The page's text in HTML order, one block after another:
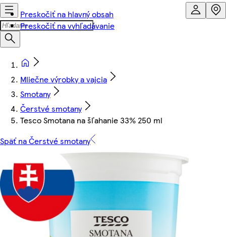
Preskočiť na hlavný obsah
Preskočiť na vyhľadávanie
Mliečne výrobky a vajcia
Smotany
Čerstvé smotany
Tesco Smotana na šľahanie 33% 250 ml
Späť na Čerstvé smotany